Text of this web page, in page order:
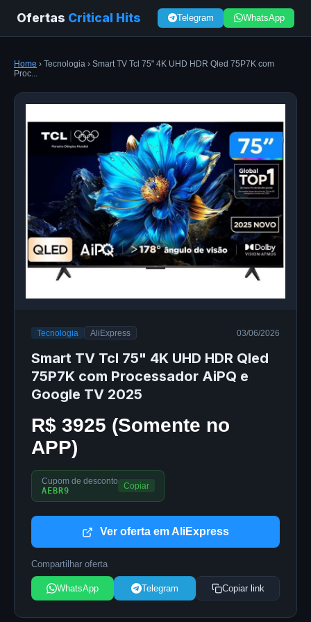
Ofertas Critical Hits Telegram WhatsApp
Home › Tecnologia › Smart TV Tcl 75" 4K UHD HDR Qled 75P7K com
Proc...
Tecnologia AliExpress 03/06/2026
Smart TV Tcl 75" 4K UHD HDR Qled
75P7K com Processador AiPQ e
Google TV 2025
R$ 3925 (Somente no
APP)
Cupom de desconto
AEBR9
Copiar
Ver oferta em AliExpress
Compartilhar oferta
WhatsApp Telegram Copiar link